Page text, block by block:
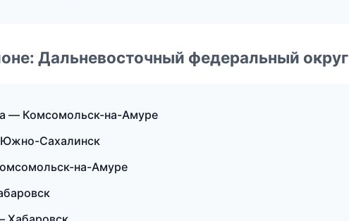
Дальневосточный федеральный округ
— Комсомольск-на-Амуре
Сахалинск
на-Амуре